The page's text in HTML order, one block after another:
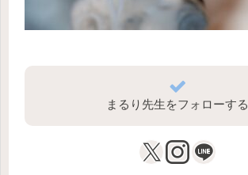
まるり先生をフォローする